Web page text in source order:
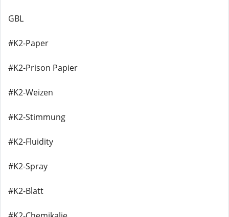
GBL
#K2-Paper
#K2-Prison Papier
#K2-Weizen
#K2-Stimmung
#K2-Fluidity
#K2-Spray
#K2-Blatt